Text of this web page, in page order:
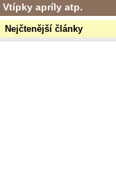
Vtípky apríly atp.
Nejčtenější články